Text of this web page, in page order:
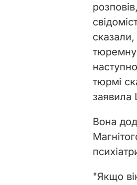
тюремну
тюрмі
заявила
Вона
"Якщо